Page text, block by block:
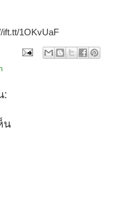
ift.tt/1OKvUaF
:
น